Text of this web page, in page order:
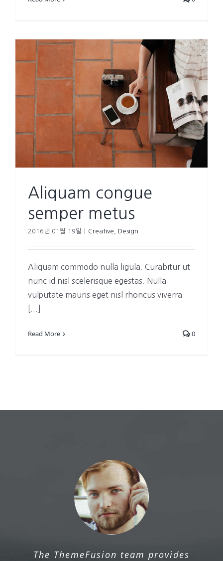
Aliquam congue
semper metus
2016년 01월 19일 Creative Design
Aliquam commodo nulla ligula. Curabitur ut
nunc id nisl scelerisque egestas. Nulla
vulputate mauris eget nisl rhoncus viverra
Read More 0
The ThemeFusion team provides